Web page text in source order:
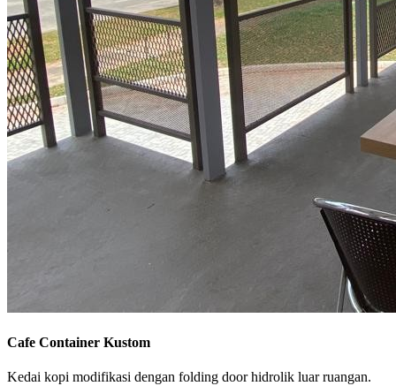
Cafe Container Kustom
Kedai kopi modifikasi dengan folding door hidrolik luar ruangan.